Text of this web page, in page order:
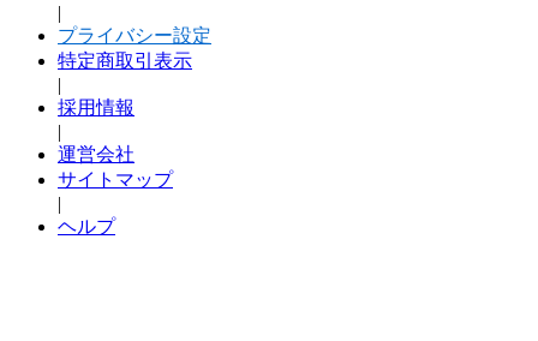
|
プライバシー設定
特定商取引表示
|
採用情報
|
運営会社
サイトマップ
|
ヘルプ